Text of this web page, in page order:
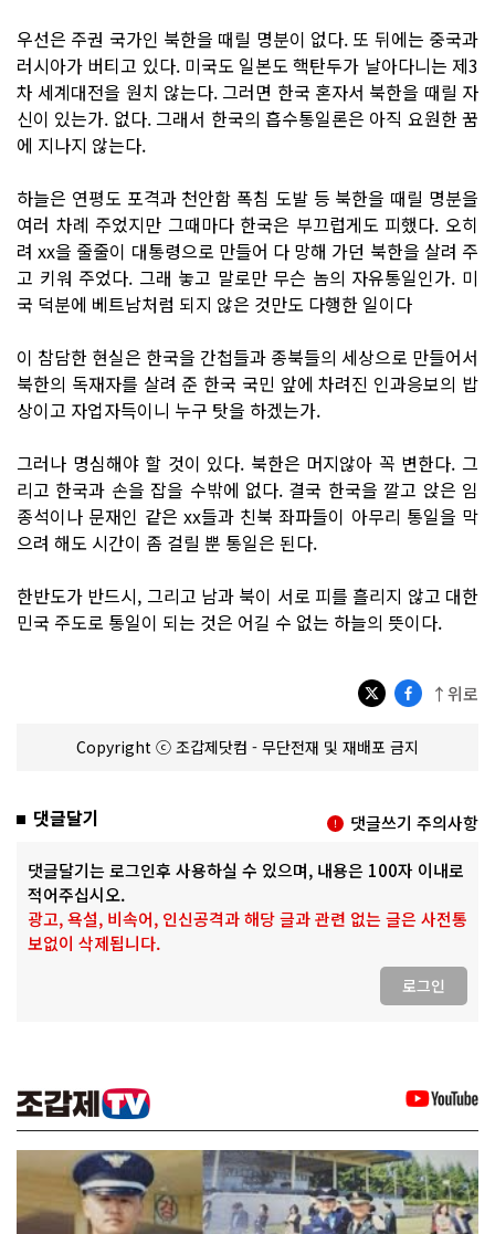
우선은 주권 국가인 북한을 때릴 명분이 없다. 또 뒤에는 중국과
러시아가 버티고 있다. 미국도 일본도 핵탄두가 날아다니는 제3
차 세계대전을 원치 않는다. 그러면 한국 혼자서 북한을 때릴 자
신이 있는가. 없다. 그래서 한국의 흡수통일론은 아직 요원한 꿈
에 지나지 않는다.
하늘은 연평도 포격과 천안함 폭침 도발 등 북한을 때릴 명분을
여러 차례 주었지만 그때마다 한국은 부끄럽게도 피했다. 오히
려 xx을 줄줄이 대통령으로 만들어 다 망해 가던 북한을 살려 주
고 키워 주었다. 그래 놓고 말로만 무슨 놈의 자유통일인가. 미
국 덕분에 베트남처럼 되지 않은 것만도 다행한 일이다
이 참담한 현실은 한국을 간첩들과 종북들의 세상으로 만들어서
북한의 독재자를 살려 준 한국 국민 앞에 차려진 인과응보의 밥
상이고 자업자득이니 누구 탓을 하겠는가.
그러나 명심해야 할 것이 있다. 북한은 머지않아 꼭 변한다. 그
리고 한국과 손을 잡을 수밖에 없다. 결국 한국을 깔고 앉은 임
종석이나 문재인 같은 xx들과 친북 좌파들이 아무리 통일을 막
으려 해도 시간이 좀 걸릴 뿐 통일은 된다.
한반도가 반드시, 그리고 남과 북이 서로 피를 흘리지 않고 대한
민국 주도로 통일이 되는 것은 어길 수 없는 하늘의 뜻이다.
↑위로
Copyright ⓒ 조갑제닷컴 - 무단전재 및 재배포 금지
댓글달기 댓글쓰기 주의사항
댓글달기는 로그인후 사용하실 수 있으며, 내용은 100자 이내로
적어주십시오.
광고, 욕설, 비속어, 인신공격과 해당 글과 관련 없는 글은 사전통
보없이 삭제됩니다.
로그인